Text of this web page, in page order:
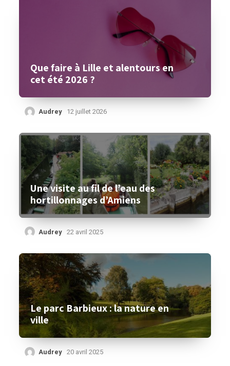
Que faire à Lille et alentours en
cet été 2026 ?
Audrey 12 juillet 2026
Une visite au fil de l’eau des
hortillonnages d’Amiens
Audrey 22 avril 2025
Le parc Barbieux : la nature en
ville
Audrey 20 avril 2025